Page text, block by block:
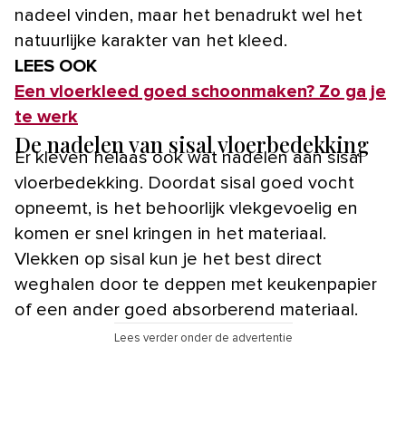
nadeel vinden, maar het benadrukt wel het
natuurlijke karakter van het kleed.
LEES OOK
Een vloerkleed goed schoonmaken? Zo ga je
te werk
De nadelen van sisal vloerbedekking
Er kleven helaas ook wat nadelen aan sisal
vloerbedekking. Doordat sisal goed vocht
opneemt, is het behoorlijk vlekgevoelig en
komen er snel kringen in het materiaal.
Vlekken op sisal kun je het best direct
weghalen door te deppen met keukenpapier
of een ander goed absorberend materiaal.
Lees verder onder de advertentie